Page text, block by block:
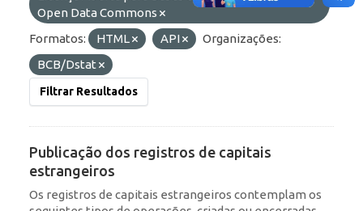
Open Data Commons
Formatos:
HTML API
Organizações:
BCB/Dstat
Filtrar Resultados
Publicação dos registros de capitais
estrangeiros
Os registros de capitais estrangeiros contemplam os